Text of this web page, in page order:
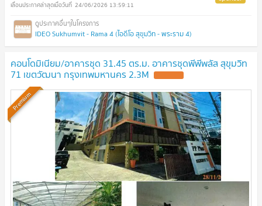
24/06/2026 13:59:11
IDEO Sukhumvit - Rama 4 (ไอดีโอ สุขุมวิท - พระราม 4)
คอนโดมิเนียม/อาคารชุด 31.45 ตร.ม. อาคารชุดพีพีพลัส สุขุมวิท
71 เขตวัฒนา กรุงเทพมหานคร 2.3M
Premium